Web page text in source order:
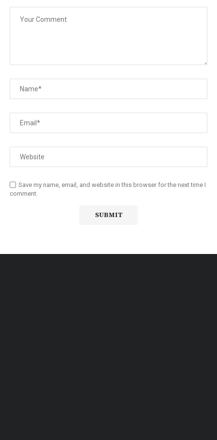
Save my name, email, and website in this browser for the next time I
comment.